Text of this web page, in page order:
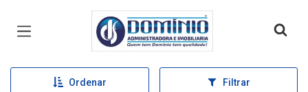
Página inicial
Ordenar Filtrar